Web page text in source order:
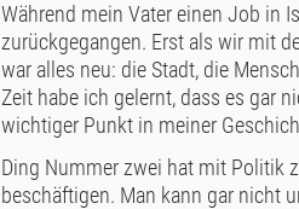
Während mein Vater einen Job in
zurückgegangen. Erst als wir mit
war alles neu: die Stadt, die
Zeit habe ich gelernt, dass es gar
wichtiger Punkt in meiner
Ding Nummer zwei hat mit Politik
beschäftigen. Man kann gar nicht